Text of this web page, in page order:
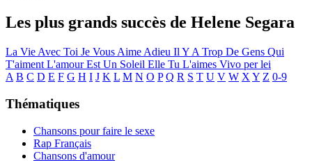
Les plus grands succès de Helene Segara
La Vie Avec Toi Je Vous Aime Adieu Il Y A Trop De Gens Qui
T'aiment L'amour Est Un Soleil Elle Tu L'aimes Vivo per lei
A B C D E F G H I J K L M N O P Q R S T U V W X Y Z 0-9
Thématiques
Chansons pour faire le sexe
Rap Français
Chansons d'amour